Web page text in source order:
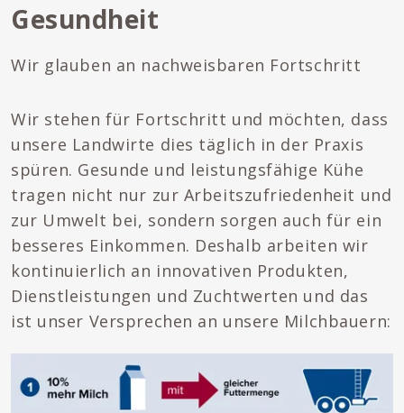
Gesundheit
Wir glauben an nachweisbaren Fortschritt
Wir stehen für Fortschritt und möchten, dass
unsere Landwirte dies täglich in der Praxis
spüren. Gesunde und leistungsfähige Kühe
tragen nicht nur zur Arbeitszufriedenheit und
zur Umwelt bei, sondern sorgen auch für ein
besseres Einkommen. Deshalb arbeiten wir
kontinuierlich an innovativen Produkten,
Dienstleistungen und Zuchtwerten und das
ist unser Versprechen an unsere Milchbauern: